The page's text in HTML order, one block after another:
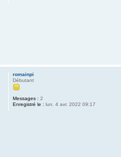
romainpi
Débutant
Messages : 2
Enregistré le : lun. 4 avr. 2022 09:17